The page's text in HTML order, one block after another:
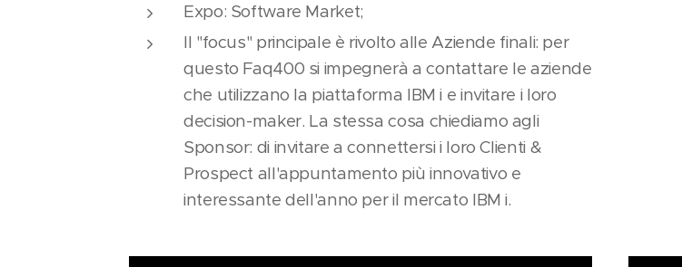
Expo: Software Market;
Il "focus" principale è rivolto alle Aziende finali: per
questo Faq400 si impegnerà a contattare le aziende
che utilizzano la piattaforma IBM i e invitare i loro
decision-maker. La stessa cosa chiediamo agli
Sponsor: di invitare a connettersi i loro Clienti &
Prospect all'appuntamento più innovativo e
interessante dell'anno per il mercato IBM i.